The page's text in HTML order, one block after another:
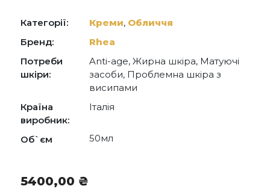
Acryloyldimethyltaurate/Vp Copolymer,
Ethoxydiglycol, Polyacrylate Crosspolymer-11,
Bakuchiol, Tocopheryl Acetate, Linseed Acid,
Acetyl Glutamine, Sh-Oligopeptide-1, Sh-
Oligopeptide-2, Sh-Polypeptide-1, Sh-
Polypeptide-9, Sh-Polypeptide-11, Bacillus/Folic
Hyaluronate, Phenoxyethanol, Polysorbate 20,
Parfum [Fragrance], Disodium Edta, Caprylyl
Glycol, Lecithin, 1,2-Hexanediol, Ethylhexylglycerin.
Категорії: Креми, Обличчя
Бренд:
Rhea
Потреби
шкіри:
Anti-age, Жирна шкіра, Матуючі
засоби, Проблемна шкіра з
висипами
Країна
виробник:
Італія
Об`єм 50мл
5400,00 ₴